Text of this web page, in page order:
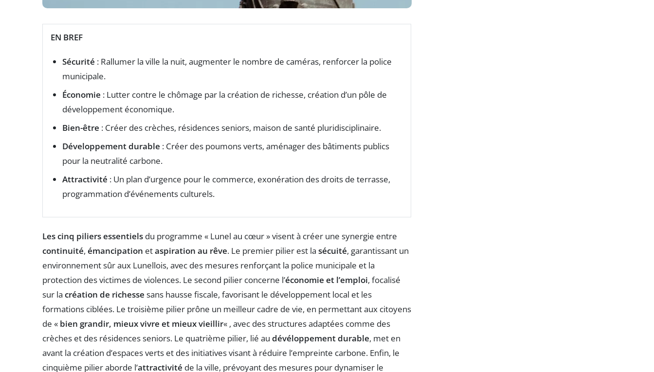
EN BREF
Sécurité : Rallumer la ville la nuit, augmenter le nombre de caméras, renforcer la police
municipale.
Économie : Lutter contre le chômage par la création de richesse, création d’un pôle de
développement économique.
Bien-être : Créer des crèches, résidences seniors, maison de santé pluridisciplinaire.
Développement durable : Créer des poumons verts, aménager des bâtiments publics
pour la neutralité carbone.
Attractivité : Un plan d’urgence pour le commerce, exonération des droits de terrasse,
programmation d’événements culturels.
Les cinq piliers essentiels du programme « Lunel au cœur » visent à créer une synergie entre
continuité, émancipation etaspiration au rêve. Le premier pilier est la sécuité, garantissant un
environnement sûr aux Lunellois, avec des mesures renforçant la police municipale et la
protection des victimes de violences. Le second pilier concerne l’économie et l’emploi, focalisé
sur la création de richesse sans hausse fiscale, favorisant le développement local et les
formations ciblées. Le troisième pilier prône un meilleur cadre de vie, en permettant aux citoyens
de « bien grandir, mieux vivre et mieux vieillir« , avec des structures adaptées comme des
crèches et des résidences seniors. Le quatrième pilier, lié au dévéloppement durable, met en
avant la création d’espaces verts et des initiatives visant à réduire l’empreinte carbone. Enfin, le
cinquième pilier aborde l’attractivité de la ville, prévoyant des mesures pour dynamiser le